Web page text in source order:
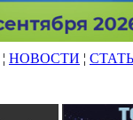
¦ НОВОСТИ ¦